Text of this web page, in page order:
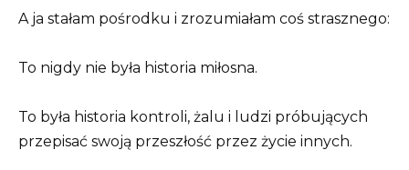
A ja stałam pośrodku i zrozumiałam coś strasznego:
To nigdy nie była historia miłosna.
To była historia kontroli, żalu i ludzi próbujących
przepisać swoją przeszłość przez życie innych.